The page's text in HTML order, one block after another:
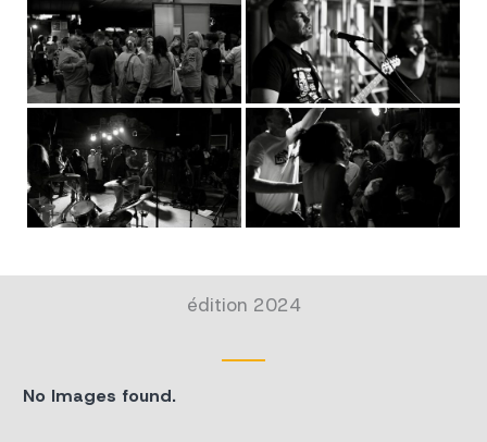
édition 2024
No Images found.